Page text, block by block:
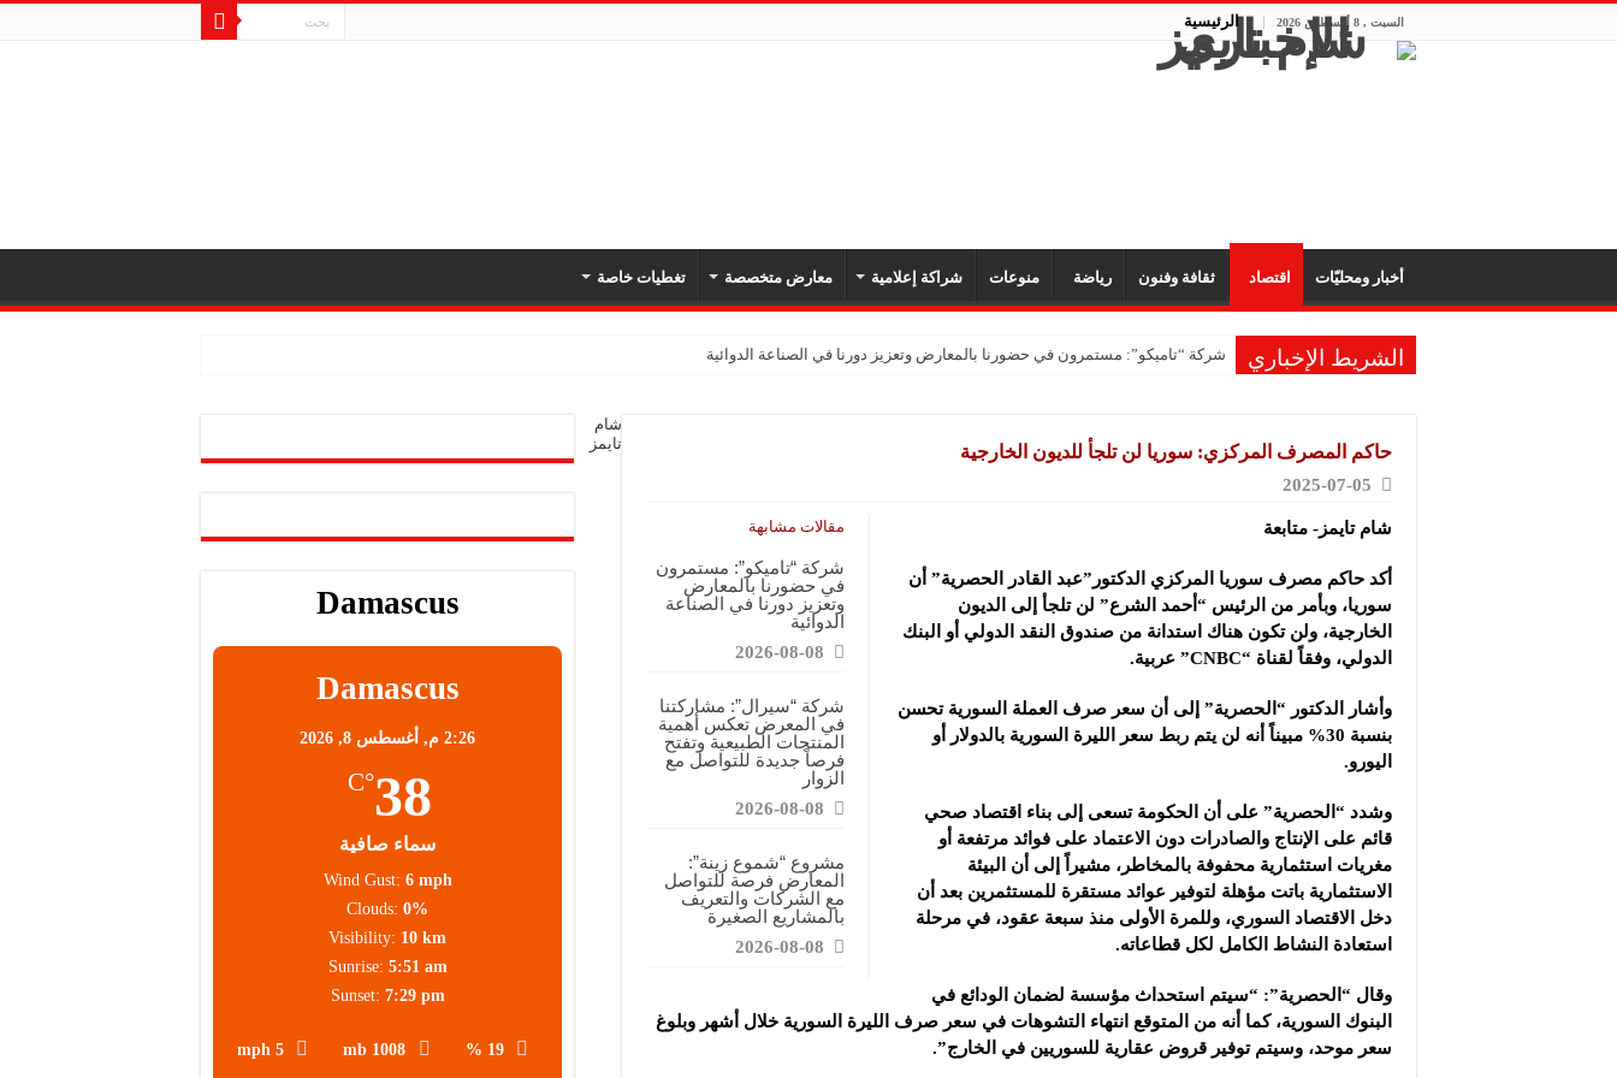
السبت , 8 أغسطس 2026 الرئيسية
أخبار ومحليّات اقتصاد ثقافة وفنون رياضة منوعات شراكة إعلامية معارض متخصصة تغطيات خاصة
الشريط الإخباري شركة “تاميكو”: مستمرون في حضورنا بالمعارض وتعزيز دورنا في الصناعة الدوائية
حاكم المصرف المركزي: سوريا لن تلجأ للديون الخارجية
2025-07-05
مقالات مشابهة
شركة “تاميكو”: مستمرون
في حضورنا بالمعارض
وتعزيز دورنا في الصناعة
الدوائية
2026-08-08
شركة “سيرال”: مشاركتنا
في المعرض تعكس أهمية
المنتجات الطبيعية وتفتح
فرصاً جديدة للتواصل مع
الزوار
2026-08-08
مشروع “شموع زينة”:
المعارض فرصة للتواصل
مع الشركات والتعريف
بالمشاريع الصغيرة
2026-08-08
شام تايمز- متابعة
أكد حاكم مصرف سوريا المركزي الدكتور”عبد القادر الحصرية” أن
سوريا، وبأمر من الرئيس “أحمد الشرع” لن تلجأ إلى الديون
الخارجية، ولن تكون هناك استدانة من صندوق النقد الدولي أو البنك
الدولي، وفقاً لقناة “CNBC” عربية.
وأشار الدكتور “الحصرية” إلى أن سعر صرف العملة السورية تحسن
بنسبة 30% مبيناً أنه لن يتم ربط سعر الليرة السورية بالدولار أو
اليورو.
وشدد “الحصرية” على أن الحكومة تسعى إلى بناء اقتصاد صحي
قائم على الإنتاج والصادرات دون الاعتماد على فوائد مرتفعة أو
مغريات استثمارية محفوفة بالمخاطر، مشيراً إلى أن البيئة
الاستثمارية باتت مؤهلة لتوفير عوائد مستقرة للمستثمرين بعد أن
دخل الاقتصاد السوري، وللمرة الأولى منذ سبعة عقود، في مرحلة
استعادة النشاط الكامل لكل قطاعاته.
وقال “الحصرية”: “سيتم استحداث مؤسسة لضمان الودائع في
البنوك السورية، كما أنه من المتوقع انتهاء التشوهات في سعر صرف الليرة السورية خلال أشهر وبلوغ
سعر موحد، وسيتم توفير قروض عقارية للسوريين في الخارج”.
Damascus
Damascus
2:26 م, أغسطس 8, 2026
38
°C
سماء صافية
19 %
1008 mb
5 mph
Wind Gust: 6 mph
Clouds: 0%
Visibility: 10 km
Sunrise: 5:51 am
Sunset: 7:29 pm
شام
تايمز